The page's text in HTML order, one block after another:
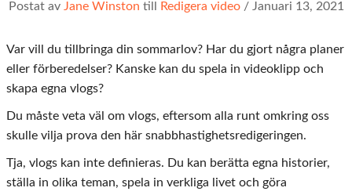
Postat av Jane Winston till Redigera video/ Januari 13, 2021
Var vill du tillbringa din sommarlov? Har du gjort några planer
eller förberedelser? Kanske kan du spela in videoklipp och
skapa egna vlogs?
Du måste veta väl om vlogs, eftersom alla runt omkring oss
skulle vilja prova den här snabbhastighetsredigeringen.
Tja, vlogs kan inte definieras. Du kan berätta egna historier,
ställa in olika teman, spela in verkliga livet och göra